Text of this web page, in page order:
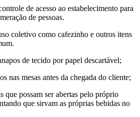
de acesso ao estabelecimento para
de pessoas.
coletivo como cafezinho e outros itens
de tecido por papel descartável;
nas mesas antes da chegada do cliente;
que possam ser abertas pelo próprio
que sirvam as próprias bebidas no